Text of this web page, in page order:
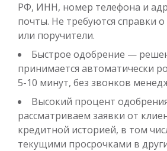
Получить
Одолжим до 30 дней
РФ, ИНН, номер телефона и
почты. Не требуются справки
или поручители.
Быстрое одобрение —
принимается автоматически
5-10 минут, без звонков
Высокий процент
рассматриваем заявки от
кредитной историей, в том
текущими просрочками в